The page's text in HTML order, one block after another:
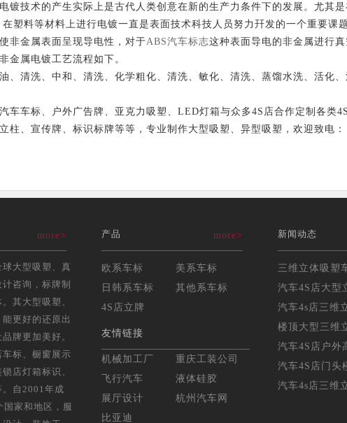
镀技术的产生实际上是古代人类创意在新的生产力条件下的发展。尤其是
塑料等材料上进行电镀一直是表面技术科技人员努力幵发的一个重要课题
金属表面呈现导电性，对于ABS汽车标志这种表面导电的非金属进行
金属电镀工艺流程如下。
清洗、中和、清洗、化学粗化、清洗、敏化、清洗、蒸馏水洗、活化、
车标、户外广告牌、亚克力吸塑、LED灯箱与众多4S店合作定制各类
柱、宣传牌、标识标牌等等，专业制作大型吸塑、异型吸塑，欢迎致电：
more>
球大型吸塑、真
咨询，标牌制
其大型吸塑、
更好的还原出
牌更加美好。
标、橱窗展示
店灯箱标识、
自2001年成
国家和地区，服
产品 more>
欧系车标
美系车标
日韩系车标
其他系车标
4S店立牌
友情链接
机械加工厂
重庆工装公司
飞行汽车
液体硅胶
展厅设计
杭州汽车网
比亚迪
新闻动态
汽车4S店大型
汽车4s店三维
楼顶大型三维
汽车4S店户外
汽车4S店门头
汽车4s店三维